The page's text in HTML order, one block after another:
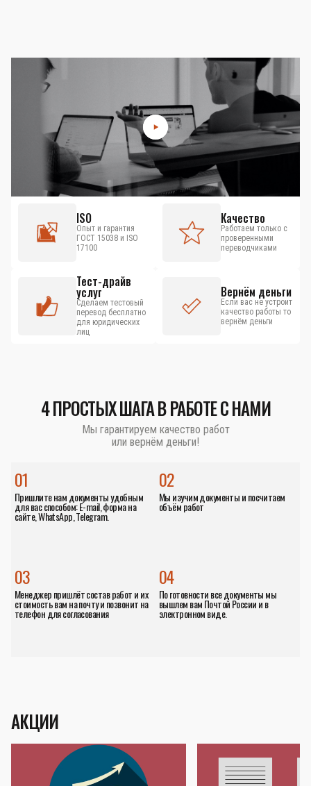
ISO
Опыт и гарантия
ГОСТ 15038 и ISO
17100
Качество
Работаем только с
проверенными
переводчиками
Тест-драйв
услуг
Сделаем тестовый
перевод бесплатно
для юридических
лиц
Вернём деньги
Если вас не устроит
качество работы то
вернём деньги
4 ПРОСТЫХ ШАГА В РАБОТЕ С НАМИ
Мы гарантируем качество работ
или вернём деньги!
01
Пришлите нам документы удобным
для вас способом: E-mail, форма на
сайте, WhatsApp, Telegram.
02
Мы изучим документы и посчитаем
объём работ
04
По готовности все документы мы
вышлем вам Почтой России и в
электронном виде.
03
Менеджер пришлёт состав работ и их
стоимость вам на почту и позвонит на
телефон для согласования
АКЦИИ